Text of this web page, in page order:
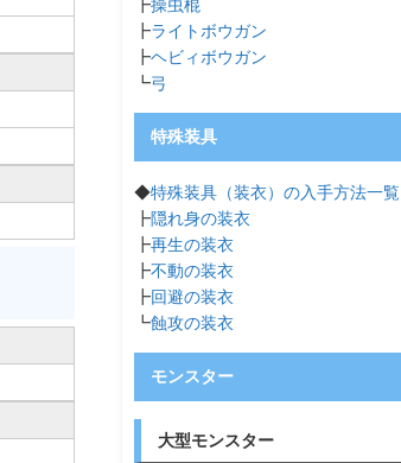
┣操虫棍
┣ライトボウガン
┣ヘビィボウガン
┗弓
特殊装具
◆特殊装具（装衣）の入手方法一覧
┣隠れ身の装衣
┣再生の装衣
┣不動の装衣
┣回避の装衣
┗蝕攻の装衣
モンスター
大型モンスター